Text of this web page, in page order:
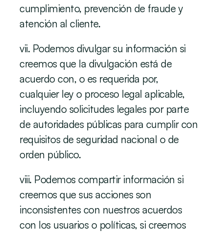
cumplimiento, prevención de fraude y
atención al cliente.
vii. Podemos divulgar su información si
creemos que la divulgación está de
acuerdo con, o es requerida por,
cualquier ley o proceso legal aplicable,
incluyendo solicitudes legales por parte
de autoridades públicas para cumplir con
requisitos de seguridad nacional o de
orden público.
viii. Podemos compartir información si
creemos que sus acciones son
inconsistentes con nuestros acuerdos
con los usuarios o políticas, si creemos